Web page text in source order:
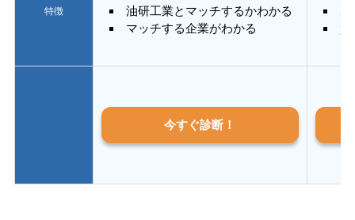
特徴
油研工業とマッチするかわかる
マッチする企業がわかる
質
今すぐ診断！